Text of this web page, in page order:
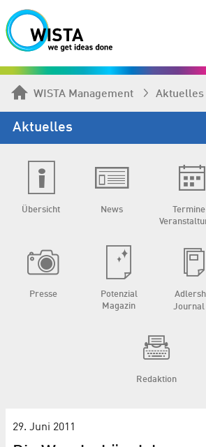
WISTA Management Aktuelles
Aktuelles
Übersicht News
Presse
Potenzial
Magazin
Journal
Redaktion
29. Juni 2011